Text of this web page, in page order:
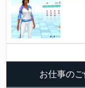
お仕事の